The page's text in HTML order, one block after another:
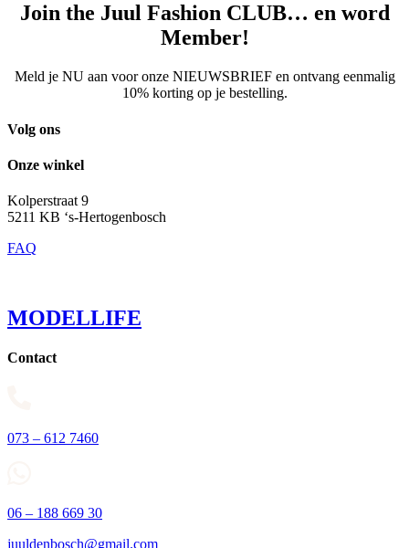
Join the Juul Fashion CLUB… en word
Member!
Meld je NU aan voor onze NIEUWSBRIEF en ontvang eenmalig
10% korting op je bestelling.
Volg ons
Onze winkel
Kolperstraat 9
5211 KB ‘s-Hertogenbosch
FAQ
MODELLIFE
Contact
073 – 612 7460
06 – 188 669 30
juuldenbosch@gmail.com